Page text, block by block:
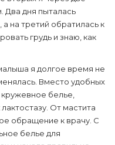
Два дня пыталась
на третий обратилась к
грудь и знаю, как
я долгое время не
Вместо удобных
белье,
От мастита
обращение к врачу. С
белье для